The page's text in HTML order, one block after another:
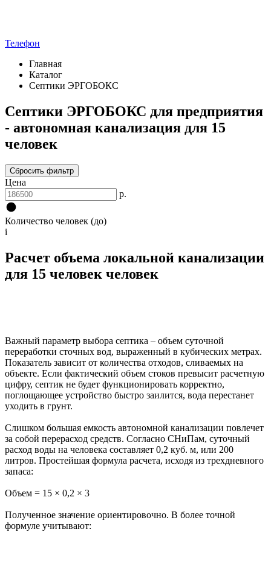
Телефон
Главная
Каталог
Септики ЭРГОБОКС
Септики ЭРГОБОКС для предприятия
- автономная канализация для 15
человек
Сбросить фильтр
Цена
р.
Количество человек (до)
i
Расчет объема локальной канализации
для 15 человек человек
Важный параметр выбора септика – объем суточной
переработки сточных вод, выраженный в кубических метрах.
Показатель зависит от количества отходов, сливаемых на
объекте. Если фактический объем стоков превысит расчетную
цифру, септик не будет функционировать корректно,
поглощающее устройство быстро заилится, вода перестанет
уходить в грунт.
Слишком большая емкость автономной канализации повлечет
за собой перерасход средств. Согласно СНиПам, суточный
расход воды на человека составляет 0,2 куб. м, или 200
литров. Простейшая формула расчета, исходя из трехдневного
запаса:
Объем = 15 × 0,2 × 3
Полученное значение ориентировочно. В более точной
формуле учитывают: